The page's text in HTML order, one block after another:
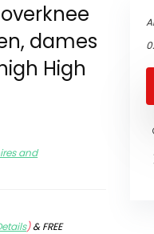
dames
High
and
)&FREE